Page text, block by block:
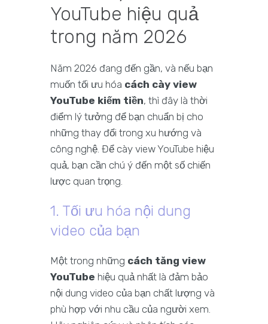
YouTube hiệu quả
trong năm 2026
Năm 2026 đang đến gần, và nếu bạn
muốn tối ưu hóa cách cày view
YouTube kiếm tiền, thì đây là thời
điểm lý tưởng để bạn chuẩn bị cho
những thay đổi trong xu hướng và
công nghệ. Để cày view YouTube hiệu
quả, bạn cần chú ý đến một số chiến
lược quan trọng.
1. Tối ưu hóa nội dung
video của bạn
Một trong những cách tăng view
YouTube hiệu quả nhất là đảm bảo
nội dung video của bạn chất lượng và
phù hợp với nhu cầu của người xem.